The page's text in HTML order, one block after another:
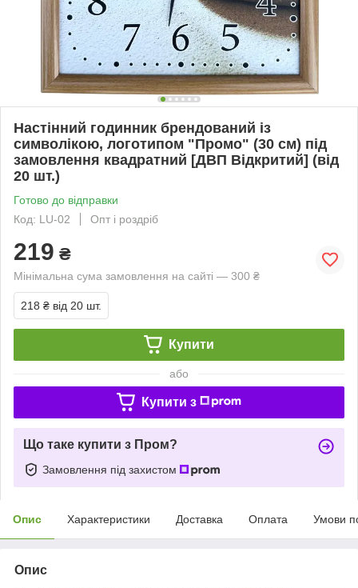
Настінний годинник брендований із
символікою, логотипом "Промо" (30 cм) під
замовлення квадратний [ДВП Відкритий] (від
20 шт.)
Готово до відправки
Код: LU-02
Опт і роздріб
219 ₴
Мінімальна сума замовлення на сайті — 300 ₴
218 ₴ від 20 шт.
Купити
або
Купити з
Що таке купити з Пром?
Замовлення під захистом
Опис Характеристики Доставка Оплата Умови
Опис